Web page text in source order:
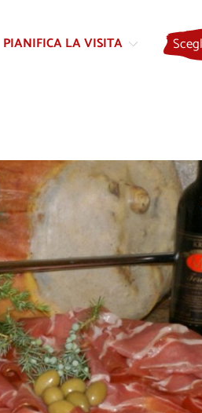
alla
PIANIFICA LA VISITA